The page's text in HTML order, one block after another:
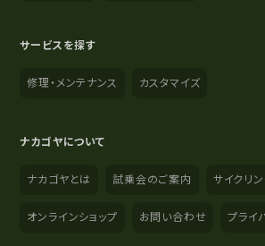
サービスを探す
修理・メンテナンス カスタマイズ
ナカゴヤについて
ナカゴヤとは 試乗会のご案内 サイクリ
オンラインショップ お問い合わせ プライ